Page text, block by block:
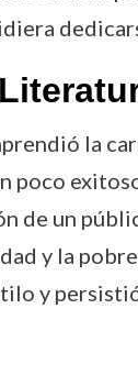
la
poco
de un
y la
y